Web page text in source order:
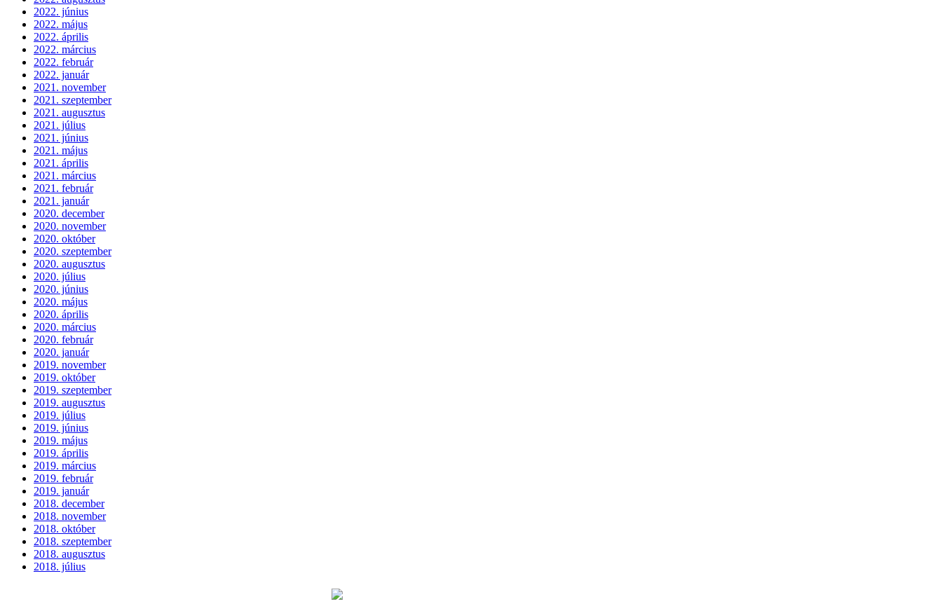
2022. június
2022. május
2022. április
2022. március
2022. február
2022. január
2021. november
2021. szeptember
2021. augusztus
2021. július
2021. június
2021. május
2021. április
2021. március
2021. február
2021. január
2020. december
2020. november
2020. október
2020. szeptember
2020. augusztus
2020. július
2020. június
2020. május
2020. április
2020. március
2020. február
2020. január
2019. november
2019. október
2019. szeptember
2019. augusztus
2019. július
2019. június
2019. május
2019. április
2019. március
2019. február
2019. január
2018. december
2018. november
2018. október
2018. szeptember
2018. augusztus
2018. július